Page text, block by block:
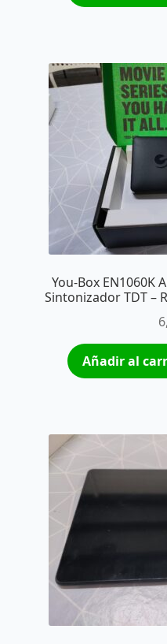
You-Box EN1060K
Sintonizador TDT –
Añadir al